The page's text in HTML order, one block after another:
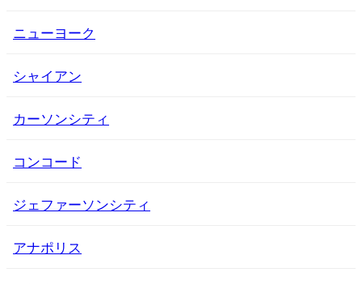
ニューヨーク
シャイアン
カーソンシティ
コンコード
ジェファーソンシティ
アナポリス